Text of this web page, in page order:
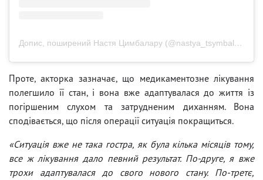
Допис, поширений Настя Цимбалару (@nastya_tsymbalaru)
Проте, акторка зазначає, що медикаментозне лікування
полегшило її стан, і вона вже адаптувалася до життя із
погіршеним слухом та затрудненим диханням. Вона
сподівається, що після операції ситуація покращиться.
«Ситуація вже не така гостра, як була кілька місяців тому,
все ж лікування дало певний результат. По-друге, я вже
трохи адаптувалася до свого нового стану. По-третє,